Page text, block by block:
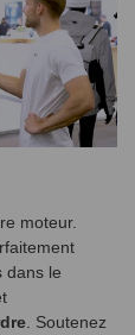
moteur.
dans le
. Soutenez